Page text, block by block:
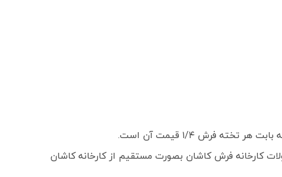
فرش ۱/۴ قیمت آن است.
کارخانه فرش کاشان بصورت مستقیم از کارخانه کاشان